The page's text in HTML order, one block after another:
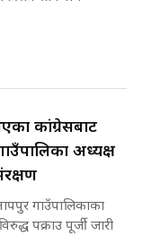
काउन्सीलको
भौतारिदै सुवास
||
कांग्रेसबाट
अध्यक्ष
गाउँपालिकाका
पक्राउ पूर्जी जारी